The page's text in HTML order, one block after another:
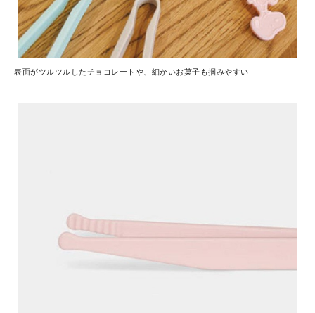
表面がツルツルしたチョコレートや、細かいお菓子も掴みやすい